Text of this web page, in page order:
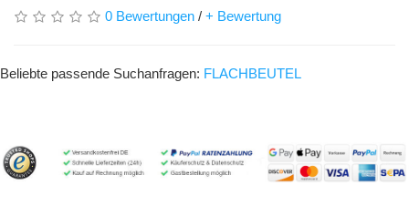
0 Bewertungen / + Bewertung
Beliebte passende Suchanfragen: FLACHBEUTEL